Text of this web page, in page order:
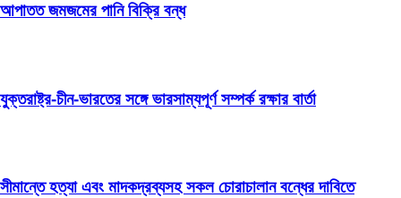
আপাতত জমজমের পানি বিক্রি বন্ধ
যুক্তরাষ্ট্র-চীন-ভারতের সঙ্গে ভারসাম্যপূর্ণ সম্পর্ক রক্ষার বার্তা
সীমান্তে হত্যা এবং মাদকদ্রব্যসহ সকল চোরাচালান বন্ধের দাবিতে